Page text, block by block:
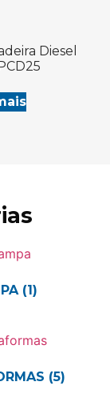
Diesel
(1)
(5)